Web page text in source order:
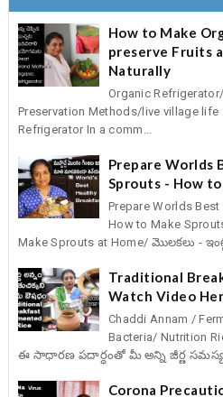
How to Make
preserve Fruits
Naturally
Organic
Preservation Methods/live village
Refrigerator In a comm...
Prepare Worlds
Sprouts - How
Prepare Worlds
How to Make
Make Sprouts at Home/ మొలకలు -
Traditional
Watch Video
Chaddi Annam /
Bacteria/ Nutrition
ఈ సాధారణ పదార్ధంతో మీ అన్ని జీర్ణ
Corona